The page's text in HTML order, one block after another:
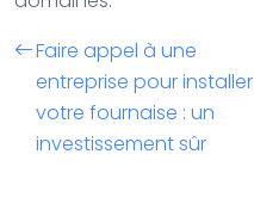
Faire appel à une
entreprise pour installer
votre fournaise : un
investissement sûr